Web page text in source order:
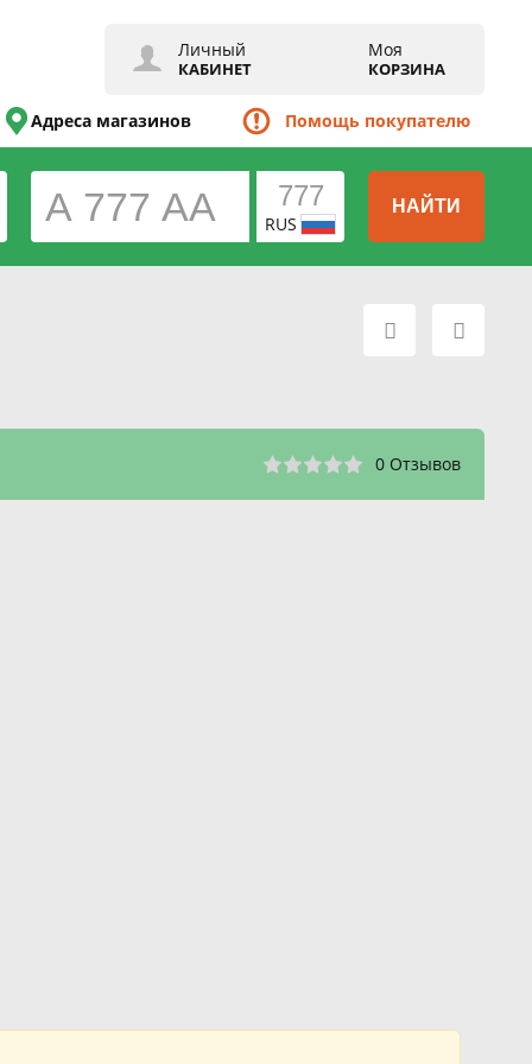
Личный
КАБИНЕТ
Моя
КОРЗИНА
Адреса магазинов Помощь покупателю
RUS
НАЙТИ
0 Отзывов